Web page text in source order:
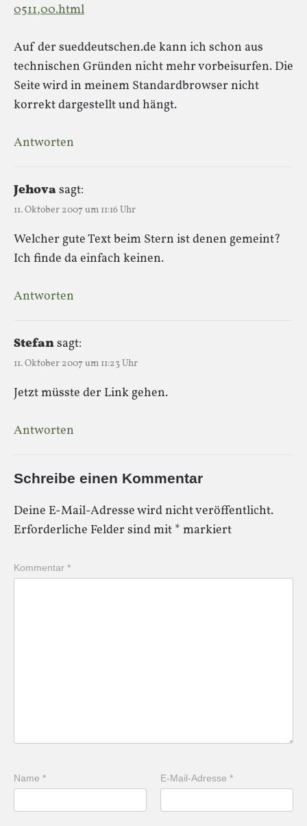
0511,00.html
Auf der sueddeutschen.de kann ich schon aus
technischen Gründen nicht mehr vorbeisurfen. Die
Seite wird in meinem Standardbrowser nicht
korrekt dargestellt und hängt.
Antworten
Jehovasagt:
11. Oktober 2007 um 11:16 Uhr
Welcher gute Text beim Stern ist denen gemeint?
Ich finde da einfach keinen.
Antworten
Stefansagt:
11. Oktober 2007 um 11:23 Uhr
Jetzt müsste der Link gehen.
Antworten
Schreibe einen Kommentar
Deine E-Mail-Adresse wird nicht veröffentlicht.
Erforderliche Felder sind mit * markiert
Kommentar *
Name * E-Mail-Adresse*